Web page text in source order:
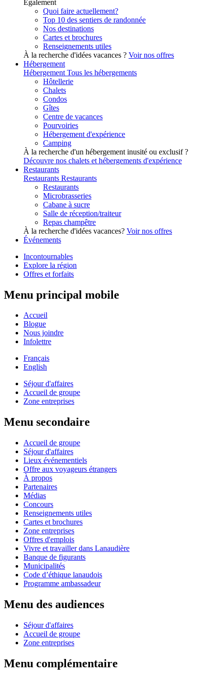
Également
Quoi faire actuellement?
Top 10 des sentiers de randonnée
Nos destinations
Cartes et brochures
Renseignements utiles
À la recherche d'idées vacances ? Voir nos offres
Hébergement
Hébergement Tous les hébergements
Hôtellerie
Chalets
Condos
Gîtes
Centre de vacances
Pourvoiries
Hébergement d'expérience
Camping
À la recherche d'un hébergement inusité ou exclusif ?
Découvre nos chalets et hébergements d'expérience
Restaurants
Restaurants Restaurants
Restaurants
Microbrasseries
Cabane à sucre
Salle de réception/traiteur
Repas champêtre
À la recherche d'idées vacances? Voir nos offres
Événements
Incontournables
Explore la région
Offres et forfaits
Menu principal mobile
Accueil
Blogue
Nous joindre
Infolettre
Français
English
Séjour d'affaires
Accueil de groupe
Zone entreprises
Menu secondaire
Accueil de groupe
Séjour d'affaires
Lieux événementiels
Offre aux voyageurs étrangers
À propos
Partenaires
Médias
Concours
Renseignements utiles
Cartes et brochures
Zone entreprises
Offres d'emplois
Vivre et travailler dans Lanaudière
Banque de figurants
Municipalités
Code d’éthique lanaudois
Programme ambassadeur
Menu des audiences
Séjour d'affaires
Accueil de groupe
Zone entreprises
Menu complémentaire